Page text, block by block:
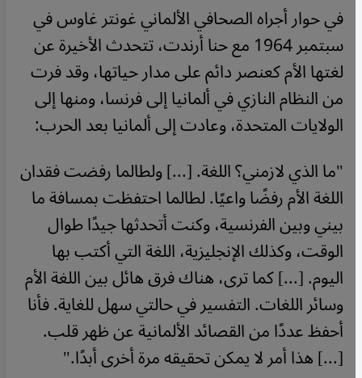
في حوار أجراه الصحافي الألماني غونتر غاوس في
سبتمبر 1964 مع حنا أرندت، تتحدث الأخيرة عن
لغتها الأم كعنصر دائم على مدار حياتها، وقد فرت
من النظام النازي في ألمانيا إلى فرنسا، ومنها إلى
الولايات المتحدة، وعادت إلى ألمانيا بعد الحرب:
"ما الذي لازمني؟ اللغة. [...] ولطالما رفضت فقدان
اللغة الأم رفضًا واعيًا. لطالما احتفظت بمسافة ما
بيني وبين الفرنسية، وكنت أتحدثها جيدًا طوال
الوقت، وكذلك الإنجليزية، اللغة التي أكتب بها
اليوم. [...] كما ترى، هناك فرق هائل بين اللغة الأم
وسائر اللغات. التفسير في حالتي سهل للغاية. فأنا
أحفظ عددًا من القصائد الألمانية عن ظهر قلب.
[...] هذا أمر لا يمكن تحقيقه مرة أخرى أبدًا."